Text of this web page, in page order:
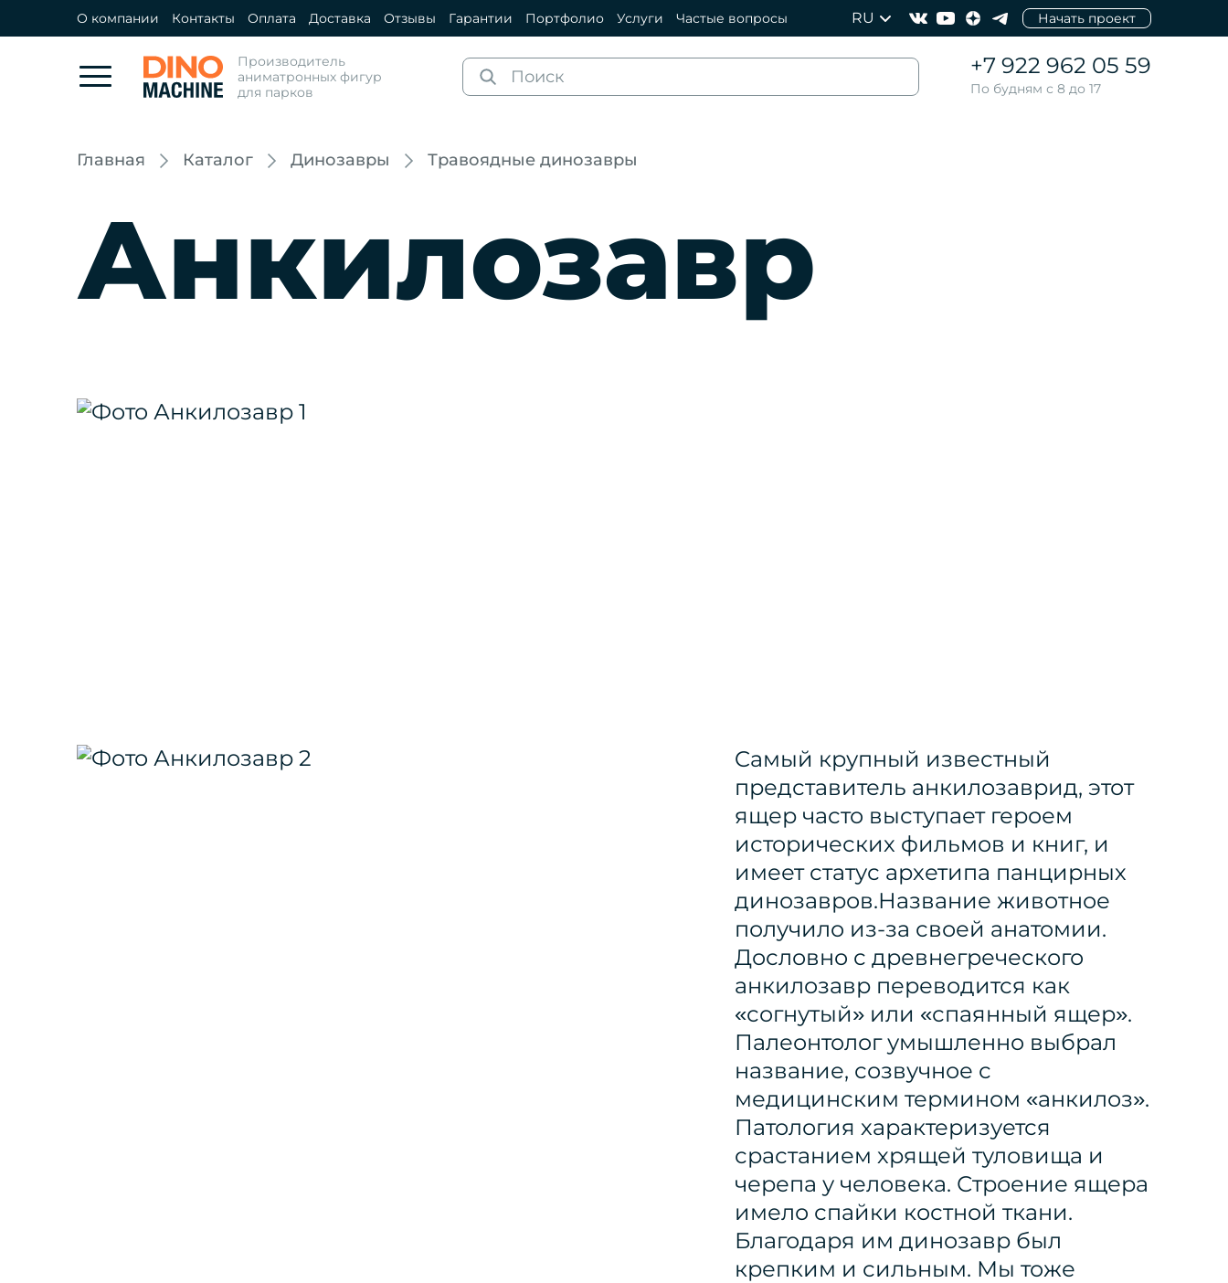
О компании Контакты Оплата Доставка Отзывы Гарантии Портфолио Услуги Частые вопросы RU Начать проект
Производитель
аниматронных фигур
для парков
+7 922 962 05 59
По будням с 8 до 17
Главная Каталог Динозавры Травоядные динозавры
Анкилозавр
Cамый крупный известный
представитель анкилозаврид, этот
ящер часто выступает героем
исторических фильмов и книг, и
имеет статус архетипа панцирных
динозавров.Название животное
получило из-за своей анатомии.
Дословно с древнегреческого
анкилозавр переводится как
«согнутый» или «спаянный ящер».
Палеонтолог умышленно выбрал
название, созвучное с
медицинским термином «анкилоз».
Патология характеризуется
срастанием хрящей туловища и
черепа у человека. Строение ящера
имело спайки костной ткани.
Благодаря им динозавр был
крепким и сильным. Мы тоже